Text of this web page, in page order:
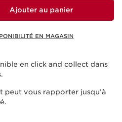
Ajouter au panier
EN MAGASIN
en click and collect dans
peut vous rapporter jusqu’à